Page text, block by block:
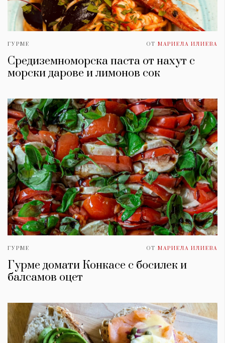
ГУРМЕ ОТ МАРИЕЛА ИЛИЕВА
Средиземноморска паста от нахут с
морски дарове и лимонов сок
ГУРМЕ ОТ МАРИЕЛА ИЛИЕВА
Гурме домати Конкасе с босилек и
балсамов оцет